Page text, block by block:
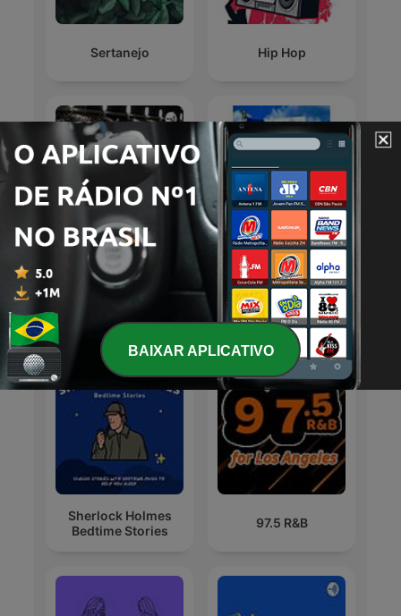
Sertanejo Hip Hop
Samba
Radioteatros de
Chile, Radionovelas
Chilenas
Podcasts internacionais de Artes
Sherlock Holmes
Bedtime Stories
97.5 R&B
BAIXAR APLICATIVO